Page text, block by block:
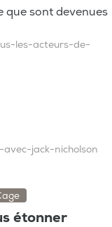
que sont devenues
les-acteurs-de-
jack-nicholson
étonner